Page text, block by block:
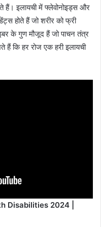
हैं। इलायची में फ्लेवोनोइड्स और
होते हैं जो शरीर को फ्री
के गुण मौजूद हैं जो पाचन तंत्र
कि हर रोज एक हरी इलायची
Disabilities 2024 |